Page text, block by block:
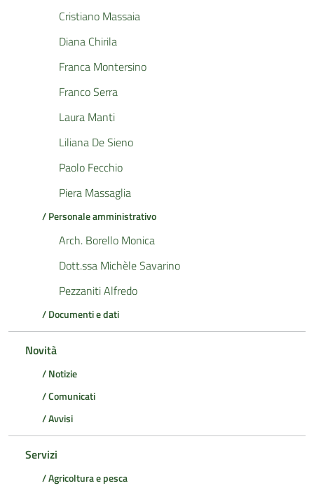
Cristiano Massaia
Diana Chirila
Franca Montersino
Franco Serra
Laura Manti
Liliana De Sieno
Paolo Fecchio
Piera Massaglia
/ Personale amministrativo
Arch. Borello Monica
Dott.ssa Michèle Savarino
Pezzaniti Alfredo
/ Documenti e dati
Novità
/ Notizie
/ Comunicati
/ Avvisi
Servizi
/ Agricoltura e pesca